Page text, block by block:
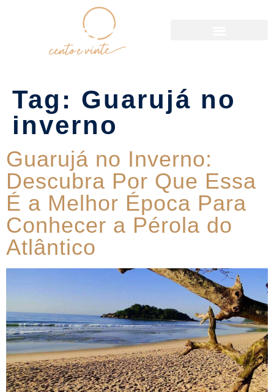
Tag: Guarujá no
inverno
Guarujá no Inverno:
Descubra Por Que Essa
É a Melhor Época Para
Conhecer a Pérola do
Atlântico